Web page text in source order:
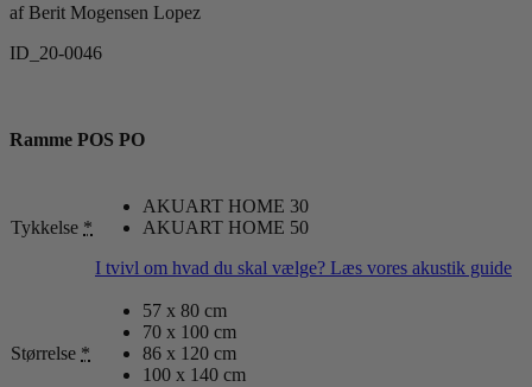
afBerit Mogensen Lopez
ID_20-0046
Ramme POS PO
Tykkelse *
AKUART HOME 30
AKUART HOME 50
I tvivl om hvad du skal vælge? Læs vores akustik guide
Størrelse *
57 x 80 cm
70 x 100 cm
86 x 120 cm
100 x 140 cm